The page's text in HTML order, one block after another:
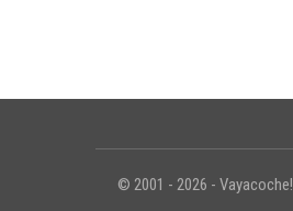
© 2001 - 2026 - Vayacoche!